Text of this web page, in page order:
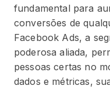
fundamental para
conversões de
Facebook Ads, a
poderosa aliada,
pessoas certas no
dados e métricas,